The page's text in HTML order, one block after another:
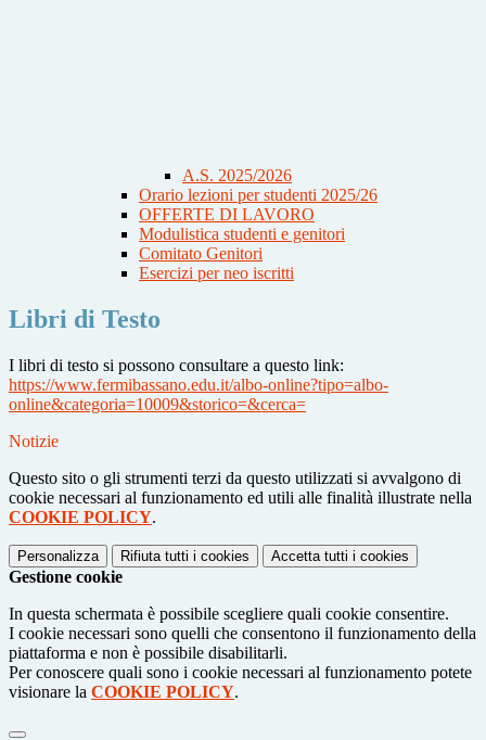
A.S. 2025/2026
Orario lezioni per studenti 2025/26
OFFERTE DI LAVORO
Modulistica studenti e genitori
Comitato Genitori
Esercizi per neo iscritti
Libri di Testo
I libri di testo si possono consultare a questo link:
https://www.fermibassano.edu.it/albo-online?tipo=albo-
online&categoria=10009&storico=&cerca=
Notizie
Questo sito o gli strumenti terzi da questo utilizzati si avvalgono di
cookie necessari al funzionamento ed utili alle finalità illustrate nella
COOKIE POLICY.
Personalizza Rifiuta tutti i cookies Accetta tutti i cookies
Gestione cookie
In questa schermata è possibile scegliere quali cookie consentire.
I cookie necessari sono quelli che consentono il funzionamento della
piattaforma e non è possibile disabilitarli.
Per conoscere quali sono i cookie necessari al funzionamento potete
visionare la COOKIE POLICY.